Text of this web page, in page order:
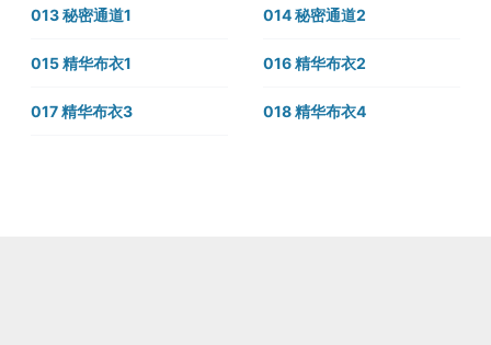
013 秘密通道1 014 秘密通道2
015 精华布衣1 016 精华布衣2
017 精华布衣3 018 精华布衣4